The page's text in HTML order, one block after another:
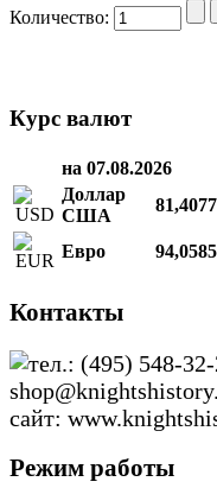
Количество:
Курс валют
на 07.08.2026
Доллар
США
81,4077
Евро 94,0585
Контакты
тел.: (495) 548-
сайт:
Режим работы